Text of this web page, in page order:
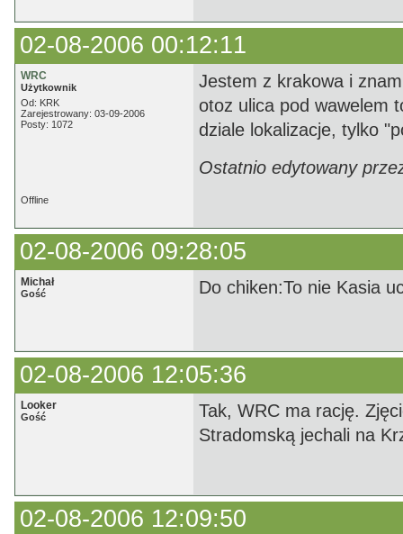
02-08-2006 00:12:11
WRC
Użytkownik
Od: KRK
Zarejestrowany: 03-09-2006
Posty: 1072
Jestem z krakowa i
otoz ulica pod wawelem
dziale lokalizacje, tylko
Ostatnio edytowany
Offline
02-08-2006 09:28:05
Michał
Gość Do chiken:To nie Kasia
02-08-2006 12:05:36
Looker
Gość
Tak, WRC ma rację.
Stradomską jechali na
02-08-2006 12:09:50